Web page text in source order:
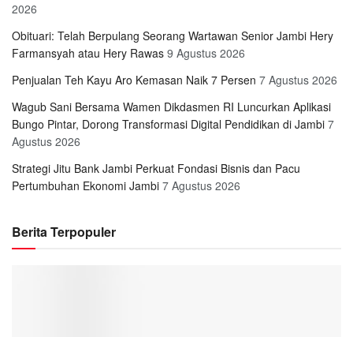
2026
Obituari: Telah Berpulang Seorang Wartawan Senior Jambi Hery
Farmansyah atau Hery Rawas 9 Agustus 2026
Penjualan Teh Kayu Aro Kemasan Naik 7 Persen 7 Agustus 2026
Wagub Sani Bersama Wamen Dikdasmen RI Luncurkan Aplikasi
Bungo Pintar, Dorong Transformasi Digital Pendidikan di Jambi 7
Agustus 2026
Strategi Jitu Bank Jambi Perkuat Fondasi Bisnis dan Pacu
Pertumbuhan Ekonomi Jambi 7 Agustus 2026
Berita Terpopuler